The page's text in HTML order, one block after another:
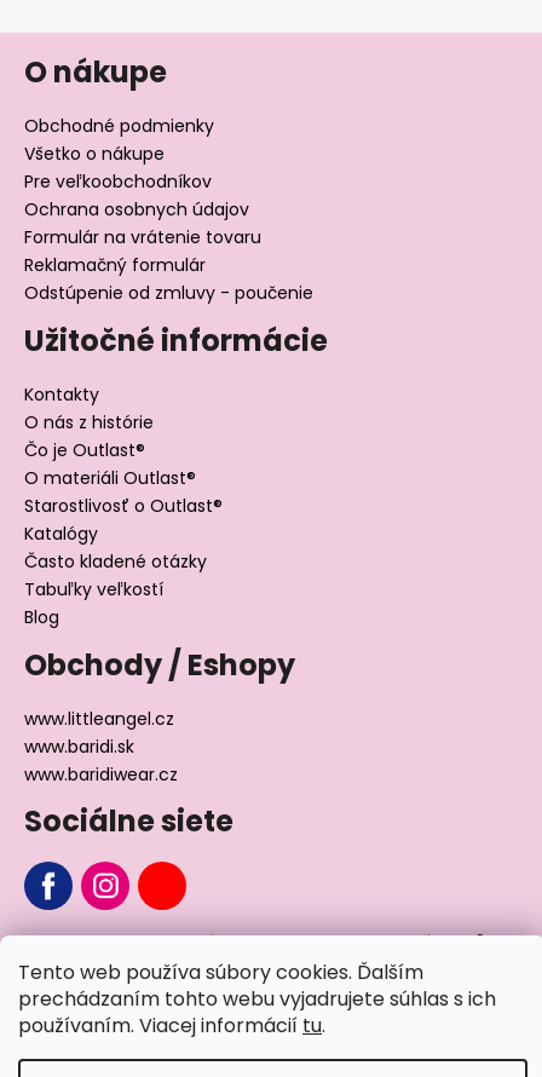
Tento web používa súbory cookies. Ďalším
prechádzaním tohto webu vyjadrujete súhlas s ich
používaním. Viacej informácií tu.
O nákupe
Obchodné podmienky
Všetko o nákupe
Pre veľkoobchodníkov
Ochrana osobnych údajov
Formulár na vrátenie tovaru
Reklamačný formulár
Odstúpenie od zmluvy - poučenie
Užitočné informácie
Kontakty
O nás z histórie
Čo je Outlast®
O materiáli Outlast®
Starostlivosť o Outlast®
Katalógy
Často kladené otázky
Tabuľky veľkostí
Blog
Obchody / Eshopy
www.littleangel.cz
www.baridi.sk
www.baridiwear.cz
Sociálne siete
Napíšte nám